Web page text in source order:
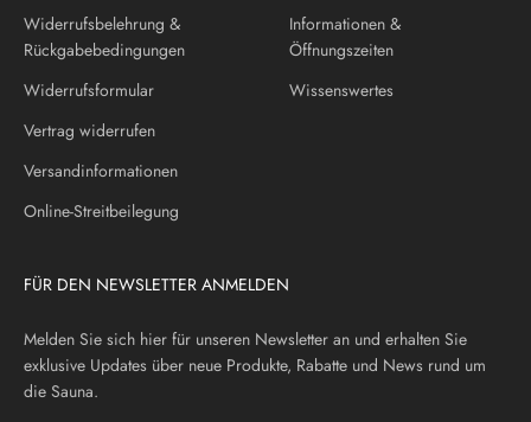
Widerrufsbelehrung &
Rückgabebedingungen
Widerrufsformular
Vertrag widerrufen
Versandinformationen
Online-Streitbeilegung
Informationen &
Öffnungszeiten
Wissenswertes
FÜR DEN NEWSLETTER ANMELDEN
Melden Sie sich hier für unseren Newsletter an und erhalten Sie
exklusive Updates über neue Produkte, Rabatte und News rund um
die Sauna.